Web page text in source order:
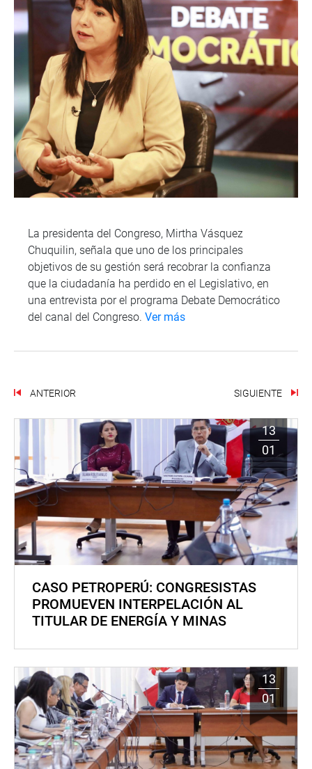
La presidenta del Congreso, Mirtha Vásquez
Chuquilin, señala que uno de los principales
objetivos de su gestión será recobrar la confianza
que la ciudadanía ha perdido en el Legislativo, en
una entrevista por el programa Debate Democrático
del canal del Congreso. Ver más
ANTERIOR SIGUIENTE
13
01
CASO PETROPERÚ: CONGRESISTAS
PROMUEVEN INTERPELACIÓN AL
TITULAR DE ENERGÍA Y MINAS
13
01